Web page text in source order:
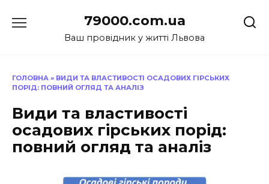
до
79000.com.ua
Ваш провідник у житті Львова
ГОЛОВНА » ВИДИ ТА ВЛАСТИВОСТІ ОСАДОВИХ ГІРСЬКИХ
ПОРІД: ПОВНИЙ ОГЛЯД ТА АНАЛІЗ
Види та властивості
осадових гірських порід:
повний огляд та аналіз